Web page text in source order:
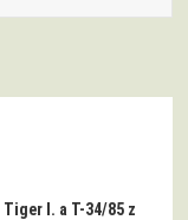
Tiger I. a T-34/85 z